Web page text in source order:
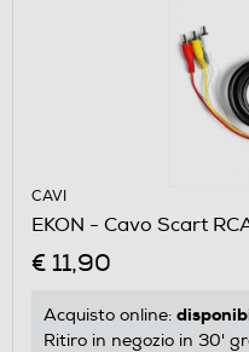
CAVI
EKON - Cavo Scart
€ 11,90
Acquisto online:
Ritiro in negozio in 30'